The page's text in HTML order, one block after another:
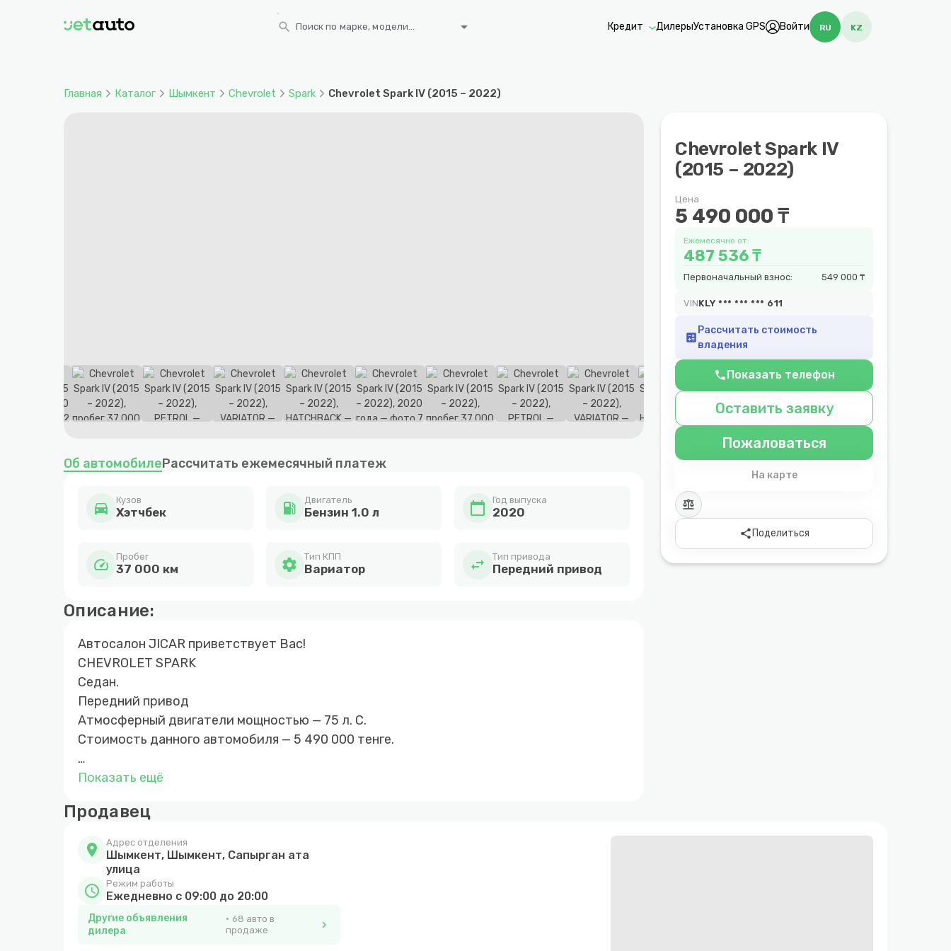
search Поиск по марке, модели... arrow_drop_down Кредит ДилерыУстановка GPS Войти RU KZ
Главная Каталог Шымкент Chevrolet Spark Chevrolet Spark IV (2015 – 2022)
1
of
Chevrolet Spark IV
(2015 – 2022)
Цена
5 490 000 ₸
Ежемесячно от:
487 536 ₸
Первоначальный взнос: 549 000 ₸
VINKLY *** *** *** 611
calculate
Рассчитать стоимость
владения
phone Показать телефон
Оставить заявку
Пожаловаться
На карте
balance
share Поделиться
Об автомобилеРассчитать ежемесячный платеж
directions_car Кузов
Хэтчбек local_gas_station Двигатель
Бензин 1.0 л calendar_today Год выпуска
2020
speed Пробег
37 000 км settings Тип КПП
Вариатор swap_horiz Тип привода
Передний привод
Описание:
Автосалон JICAR приветствует Вас!
CHEVROLET SPARK
Седан.
Передний привод
Атмосферный двигатели мощностью — 75 л. C.
Стоимость данного автомобиля — 5 490 000 тенге.
Гарантия 5 лет на новые автомобили
Trade-in
Комиссионная продажа Вашего автомобиля
Мы работаем на качество
Более 10 лет опыта продаж автомобилей
Самые низкие цены в городе Шымкент
Показать ещё
Продавец
location_on Адрес отделения
Шымкент, Шымкент, Сапырган ата
улица
schedule Режим работы
Ежедневно с 09:00 до 20:00
Другие объявления
дилера
68 авто в
продаже
chevron_right